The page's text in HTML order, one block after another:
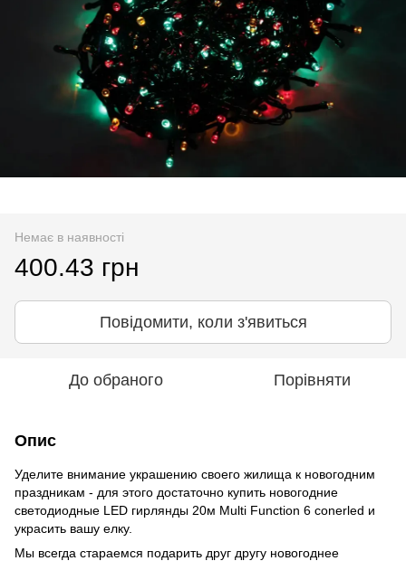
Немає в наявності
400.43 грн
Повідомити, коли з'явиться
До обраного Порівняти
Опис
Уделите внимание украшению своего жилища к новогодним
праздникам - для этого достаточно купить новогодние
светодиодные LED гирлянды 20м Multi Function 6 conerled и
украсить вашу елку.
Мы всегда стараемся подарить друг другу новогоднее